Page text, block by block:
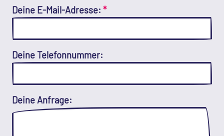
Deine E-Mail-Adresse: *
Deine Telefonnummer:
Deine Anfrage: